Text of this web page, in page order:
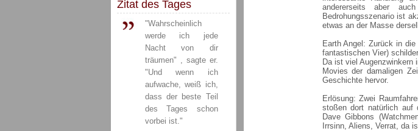
Zitat des Tages
"Wahrscheinlich
werde ich jede
Nacht von dir
träumen" , sagte er.
"Und wenn ich
aufwache, weiß ich,
dass der beste Teil
des Tages schon
vorbei ist."
andererseits aber
Bedrohungsszenario ist
etwas an der Masse
Earth Angel: Zurück in
fantastischen Vier)
Da ist viel Augenzwinkern
Movies der damaligen
Geschichte hervor.
Erlösung: Zwei
stoßen dort natürlich auf
Dave Gibbons
Irrsinn, Aliens, Verrat, da